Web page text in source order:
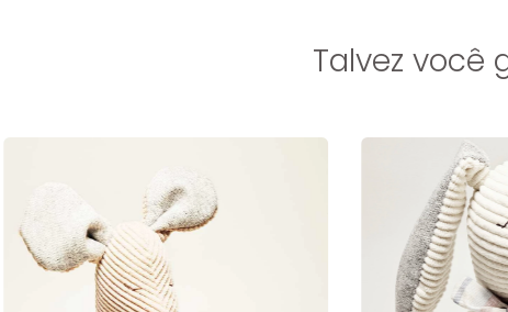
Talvez você